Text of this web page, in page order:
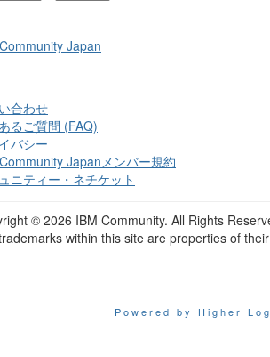
Japan
合わせ
るご質問 (FAQ)
バシー
Japanメンバー規約
ニティー・ネチケット
© 2026 IBM Community. All Rights
within this site are properties of
Powered by Higher